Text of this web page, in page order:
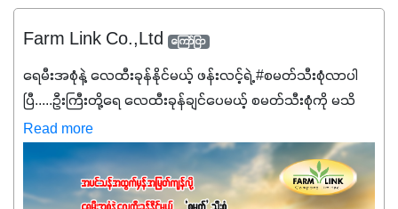
Farm Link Co.,Ltd ကြော်ငြာ
ရေမီးအစုံနဲ့ လေထီးခုန်နိုင်မယ့် ဖန်းလင့်ရဲ့ #စမတ်သီးစုံလာပါ
ပြီ.....ဦးကြီးတို့ရေ ‌လေထီးခုန်ချင်ပေမယ့် စမတ်သီးစုံကို မသိ
သေးရင်တော့ ဒီစာလေးကို ဆက်ဖတ်‌ပေးပါ #စမတ်သီးစုံဆိုတာ
အပင်တိုင်းအတွက် အဓိကအာဟာရNPK (19:7:8)နဲ့ #ဟူးမစ်
အက်စစ်တို့ အချိုးကျ ပေါင်းစပ်ထားတဲ့ ကွန်ပေါင်း
ဓာတ်မြေဩဇာဖြစ်ပါတယ်။ အဓိကအကျိုးကျေးဇူးတွေအနေနဲ့
Read more